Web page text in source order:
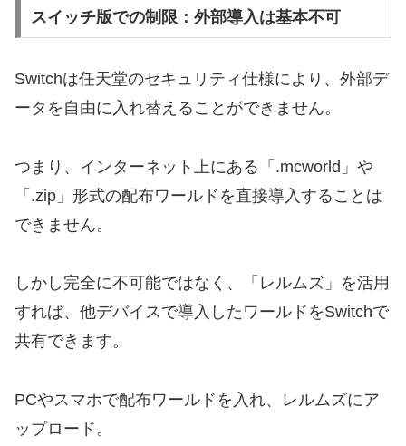
スイッチ版での制限：外部導入は基本不可
Switchは任天堂のセキュリティ仕様により、外部デ
ータを自由に入れ替えることができません。
つまり、インターネット上にある「.mcworld」や
「.zip」形式の配布ワールドを直接導入することは
できません。
しかし完全に不可能ではなく、「レルムズ」を活用
すれば、他デバイスで導入したワールドをSwitchで
共有できます。
PCやスマホで配布ワールドを入れ、レルムズにア
ップロード。